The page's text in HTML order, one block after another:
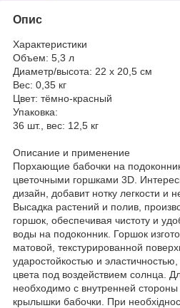
Опис
Характеристики
Объем: 5,3 л
Диаметр/высота: 22 х 20,5 см
Вес: 0,35 кг
Цвет: тёмно-красный
Упаковка:
36 шт., вес: 12,5 кг
Описание и применение
Порхающие бабочки на
цветочными горшками 3D.
дизайн, добавит нотку легкости и
Высадка растений и полив,
горшок, обеспечивая чистоту и
воды на подоконник. Горшок
матовой, текстурированной
ударостойкостью и
цвета под воздействием солнца.
необходимо с внутренней стороны
крылышки бабочки. При